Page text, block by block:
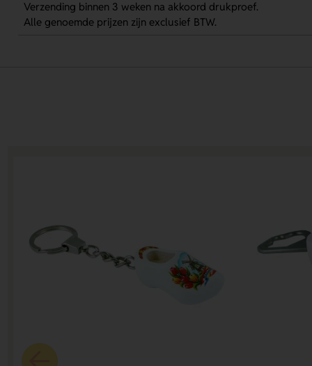
Verzending binnen 3 weken na akkoord drukproef.
Alle genoemde prijzen zijn exclusief BTW.